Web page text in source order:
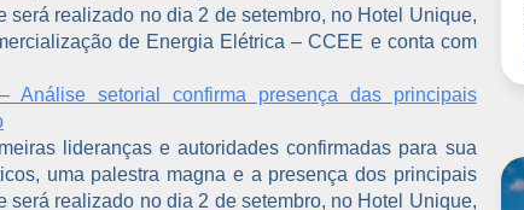
realizado no dia 2 de setembro, no Hotel Unique,
de Energia Elétrica – CCEE e conta com
Análise setorial confirma presença das principais
lideranças e autoridades confirmadas para sua
uma palestra magna e a presença dos principais
realizado no dia 2 de setembro, no Hotel Unique,